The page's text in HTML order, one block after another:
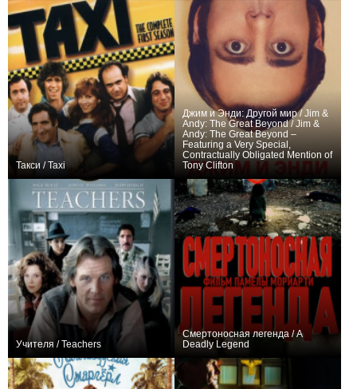
Такси / Taxi
Джим и Энди: Другой мир / Jim &
Andy: The Great Beyond / Jim &
Andy: The Great Beyond –
Featuring a Very Special,
Contractually Obligated Mention of
Tony Clifton
Учителя / Teachers
Смертоносная легенда / A
Deadly Legend